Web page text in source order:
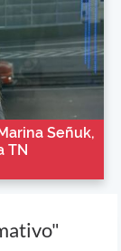
Señuk,
TN